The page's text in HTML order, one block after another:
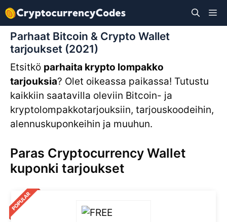
Siirry
sisältöön
Parhaat Bitcoin & Crypto Wallet
tarjoukset (2021)
Etsitkö parhaita krypto lompakko
tarjouksia? Olet oikeassa paikassa! Tutustu
kaikkiin saatavilla oleviin Bitcoin- ja
kryptolompakkotarjouksiin, tarjouskoodeihin,
alennuskuponkeihin ja muuhun.
Paras Cryptocurrency Wallet
kuponki tarjoukset